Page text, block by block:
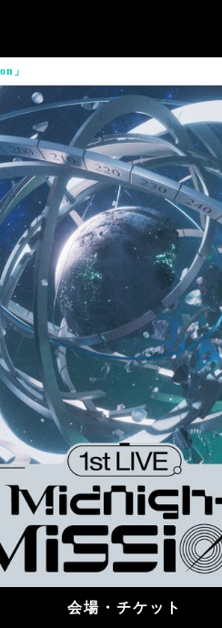
」
会場・チケット